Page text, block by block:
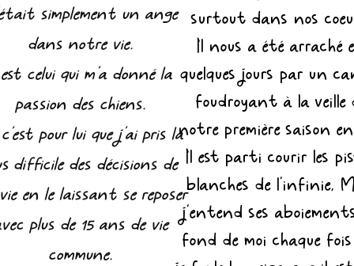
simplement un ange
dans notre vie.
celui qui m'a donné la
passion des chiens.
pour lui que j'ai pris la
difficile des décisions de
en le laissant se reposer
plus de 15 ans de vie
commune.
surtout dans nos
Il nous a été arraché
quelques jours par un
foudroyant à la veille
notre première saison
Il est parti courir les
blanches de l'infinie,
j'entend ses
fond de moi chaque